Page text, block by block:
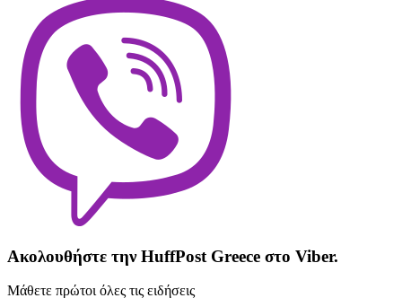
Ακολουθήστε την HuffPost Greece στο Viber.
Μάθετε πρώτοι όλες τις ειδήσεις